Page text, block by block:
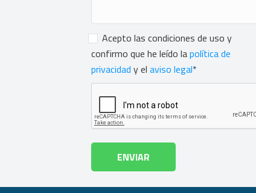
Consentimiento*
Acepto las condiciones de uso y
confirmo que he leído lapolítica de
privacidad y el aviso legal*